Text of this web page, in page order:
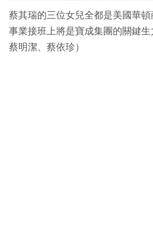
蔡其瑞的三位女兒全都是美國華
事業接班上將是寶成集團的關鍵生
蔡明潔、蔡依珍）